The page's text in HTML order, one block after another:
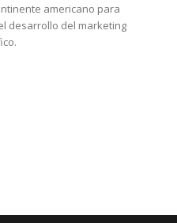
americano para
desarrollo del marketing